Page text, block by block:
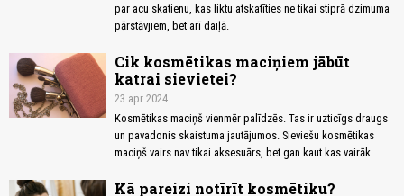
par acu skatienu, kas liktu atskatīties ne tikai stiprā dzimuma
pārstāvjiem, bet arī daiļā.
Cik kosmētikas maciņiem jābūt
katrai sievietei?
23.apr 2024
Kosmētikas maciņš vienmēr palīdzēs. Tas ir uzticīgs draugs
un pavadonis skaistuma jautājumos. Sieviešu kosmētikas
maciņš vairs nav tikai aksesuārs, bet gan kaut kas vairāk.
Kā pareizi notīrīt kosmētiku?